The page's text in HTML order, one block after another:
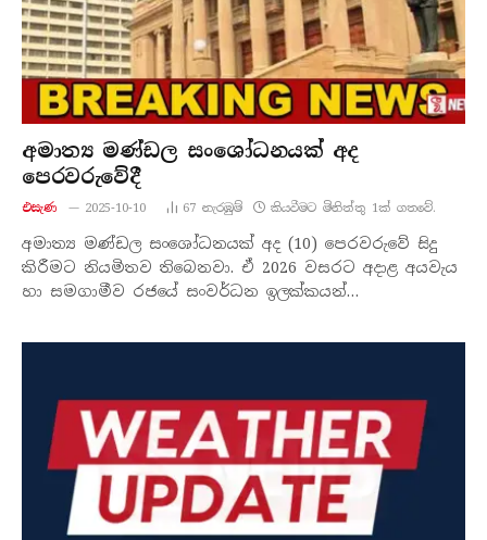
අමාත්‍ය මණ්ඩල සංශෝධනයක් අද
පෙරවරුවේදී
එසැණ 2025-10-10 67 නැරඹු​ම් කියවීමට මිනිත්තු 1ක් ගතවේ.
අමාත්‍ය මණ්ඩල සංශෝධනයක් අද (10) පෙරවරුවේ සිදු
කිරීමට නියමිතව තිබෙනවා. ඒ 2026 වසරට අදාළ අයවැය
හා සමගාමීව රජයේ සංවර්ධන ඉලක්කයන්…